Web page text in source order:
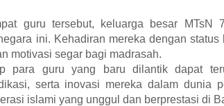
guru tersebut, keluarga besar MTsN
ini. Kehadiran mereka dengan
motivasi segar bagi madrasah.
para guru yang baru dilantik dapat
serta inovasi mereka dalam dunia
islami yang unggul dan berprestasi di